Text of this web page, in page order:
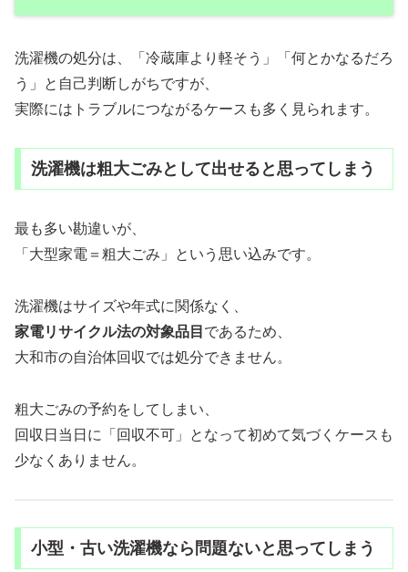
洗濯機の処分は、「冷蔵庫より軽そう」「何とかなるだろ
う」と自己判断しがちですが、
実際にはトラブルにつながるケースも多く見られます。
洗濯機は粗大ごみとして出せると思ってしまう
最も多い勘違いが、
「大型家電＝粗大ごみ」という思い込みです。
洗濯機はサイズや年式に関係なく、
家電リサイクル法の対象品目 であるため、
大和市の自治体回収では処分できません。
粗大ごみの予約をしてしまい、
回収日当日に「回収不可」となって初めて気づくケースも
少なくありません。
小型・古い洗濯機なら問題ないと思ってしまう